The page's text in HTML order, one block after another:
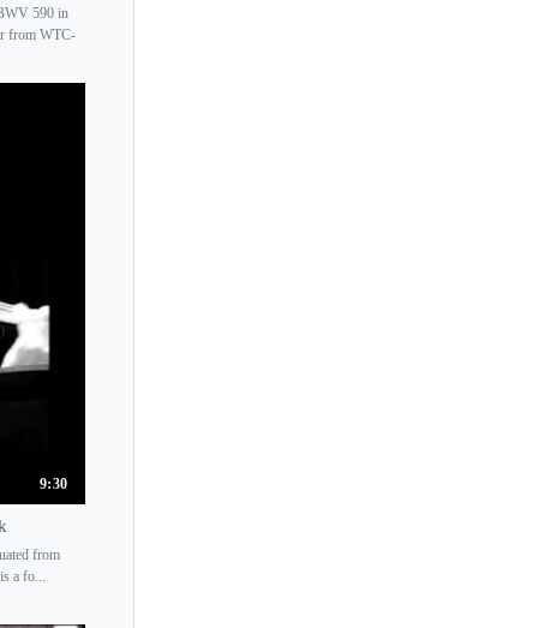
590 in
from WTC-
9:30
from
a fo...